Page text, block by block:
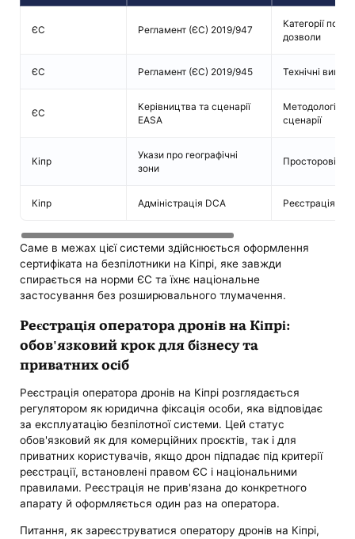
ЄС Регламент (ЄС) 2019/947
Категорії
дозволи
ЄС Регламент (ЄС) 2019/945 Технічні
ЄС
Керівництва та сценарії
EASA
Методологія
сценарії
Кіпр
Укази про географічні
зони
Просторові
Кіпр Адміністрація DCA Реєстрація,
Саме в межах цієї системи здійснюється оформлення
сертифіката на безпілотники на Кіпрі, яке завжди
спирається на норми ЄС та їхнє національне
застосування без розширювального тлумачення.
Реєстрація оператора дронів на Кіпрі:
обов'язковий крок для бізнесу та
приватних осіб
Реєстрація оператора дронів на Кіпрі розглядається
регулятором як юридична фіксація особи, яка відповідає
за експлуатацію безпілотної системи. Цей статус
обов'язковий як для комерційних проєктів, так і для
приватних користувачів, якщо дрон підпадає під критерії
реєстрації, встановлені правом ЄС і національними
правилами. Реєстрація не прив'язана до конкретного
апарату й оформляється один раз на оператора.
Питання, як зареєструватися оператору дронів на Кіпрі,